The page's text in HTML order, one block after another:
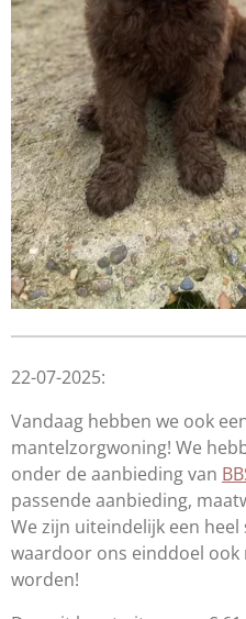
22-07-2025:
Vandaag hebben we ook
mantelzorgwoning! We
onder de aanbieding van
passende aanbieding,
We zijn uiteindelijk een
waardoor ons einddoel ook
worden!